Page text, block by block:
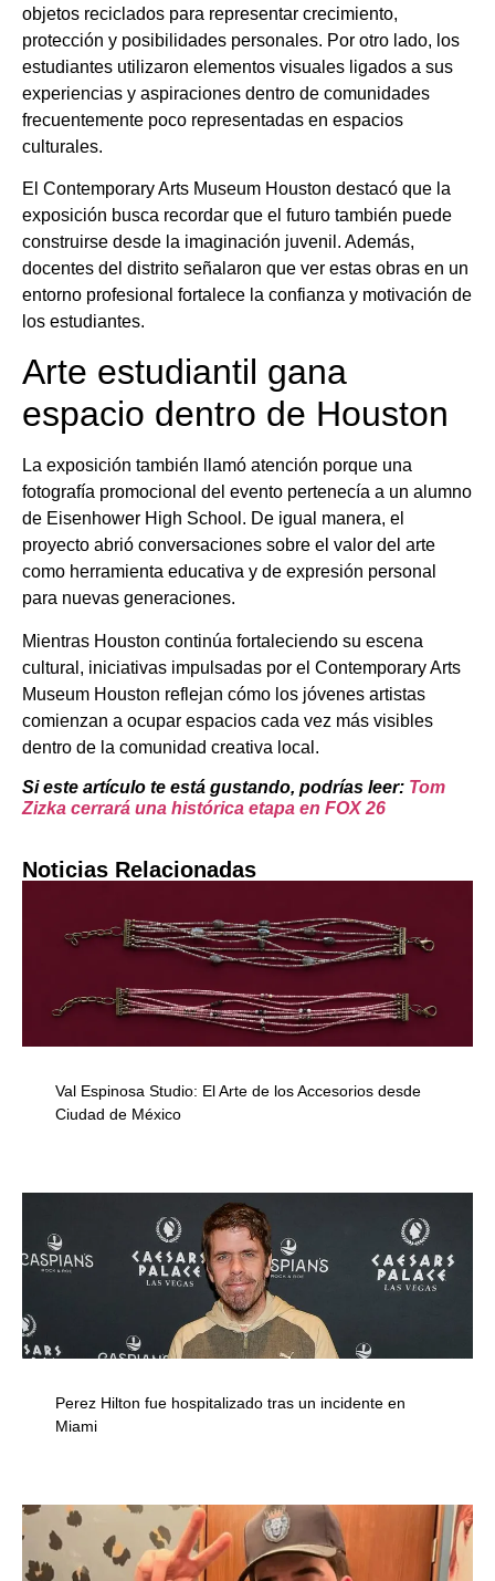
objetos reciclados para representar crecimiento,
protección y posibilidades personales. Por otro lado, los
estudiantes utilizaron elementos visuales ligados a sus
experiencias y aspiraciones dentro de comunidades
frecuentemente poco representadas en espacios
culturales.
El Contemporary Arts Museum Houston destacó que la
exposición busca recordar que el futuro también puede
construirse desde la imaginación juvenil. Además,
docentes del distrito señalaron que ver estas obras en un
entorno profesional fortalece la confianza y motivación de
los estudiantes.
Arte estudiantil gana
espacio dentro de Houston
La exposición también llamó atención porque una
fotografía promocional del evento pertenecía a un alumno
de Eisenhower High School. De igual manera, el
proyecto abrió conversaciones sobre el valor del arte
como herramienta educativa y de expresión personal
para nuevas generaciones.
Mientras Houston continúa fortaleciendo su escena
cultural, iniciativas impulsadas por el Contemporary Arts
Museum Houston reflejan cómo los jóvenes artistas
comienzan a ocupar espacios cada vez más visibles
dentro de la comunidad creativa local.
Si este artículo te está gustando, podrías leer: Tom
Zizka cerrará una histórica etapa en FOX 26
Noticias Relacionadas
Val Espinosa Studio: El Arte de los Accesorios desde
Ciudad de México
Perez Hilton fue hospitalizado tras un incidente en
Miami